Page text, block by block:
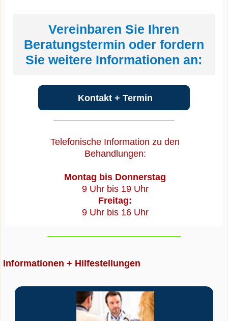
Vereinbaren Sie Ihren
Beratungstermin oder fordern
Sie weitere Informationen an:
Kontakt + Termin
Telefonische Information zu den
Behandlungen:
Montag bis Donnerstag
9 Uhr bis 19 Uhr
Freitag:
9 Uhr bis 16 Uhr
Informationen + Hilfestellungen